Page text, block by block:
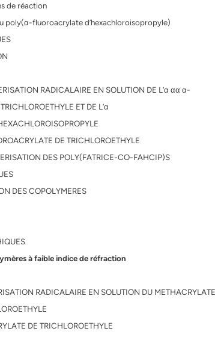
de réaction
poly(α-fluoroacrylate d’hexachloroisopropyle)
RADICALAIRE EN SOLUTION DE L’α αα α-
ET DE L’α
DE TRICHLOROETHYLE
DES POLY(FATRICE-CO-FAHCIP)S
DES COPOLYMERES
à faible indice de réfraction
RADICALAIRE EN SOLUTION DU
DE TRICHLOROETHYLE